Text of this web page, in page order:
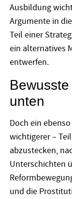
Ausbildung
Argumente in
Teil einer
ein alternatives
entwerfen.
unten
Doch ein
wichtigerer –
abzustecken,
Unterschichten
und die